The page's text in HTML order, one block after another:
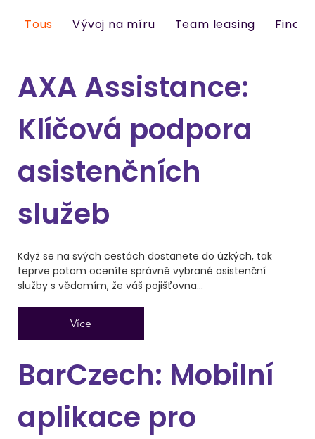
Když se na svých cestách dostanete do úzkých, tak
teprve potom oceníte správně vybrané asistenční
služby s vědomím, že váš pojišťovna...
Více
AXA Assistance:
Klíčová podpora
asistenčních
služeb
BarCzech: Mobilní
aplikace pro
Tous Vývoj na míru Team leasing